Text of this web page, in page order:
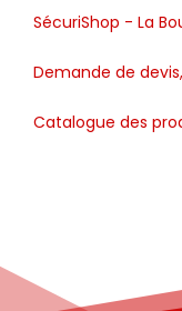
SécuriShop - La
Demande de
Catalogue des